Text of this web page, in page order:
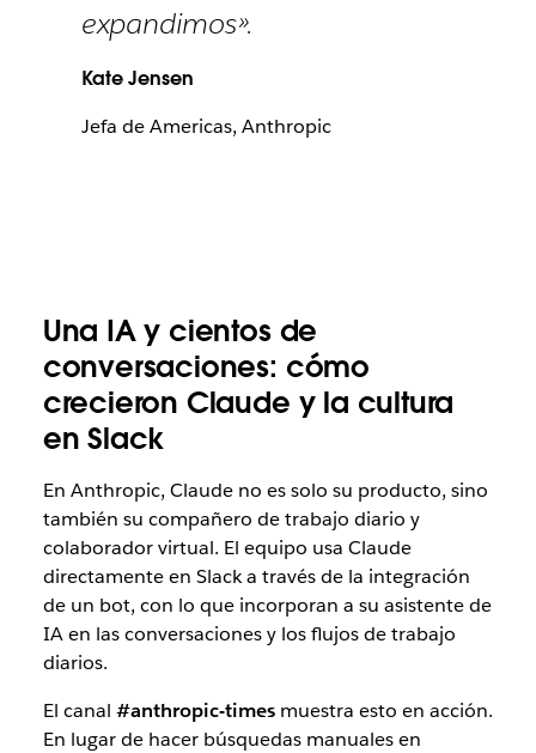
expandimos».
Kate Jensen
Jefa de Americas, Anthropic
Una IA y cientos de
conversaciones: cómo
crecieron Claude y la cultura
en Slack
En Anthropic, Claude no es solo su producto, sino
también su compañero de trabajo diario y
colaborador virtual. El equipo usa Claude
directamente en Slack a través de la integración
de un bot, con lo que incorporan a su asistente de
IA en las conversaciones y los flujos de trabajo
diarios.
El canal #anthropic-timesmuestra esto en acción.
En lugar de hacer búsquedas manuales en